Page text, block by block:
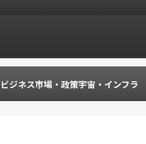
ビジネス市場・政策宇宙・インフラ